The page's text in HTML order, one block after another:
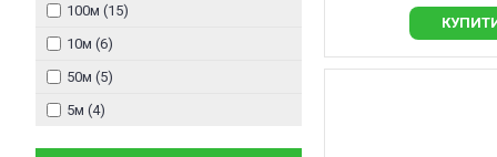
100м (15)
10м (6)
50м (5)
5м (4)